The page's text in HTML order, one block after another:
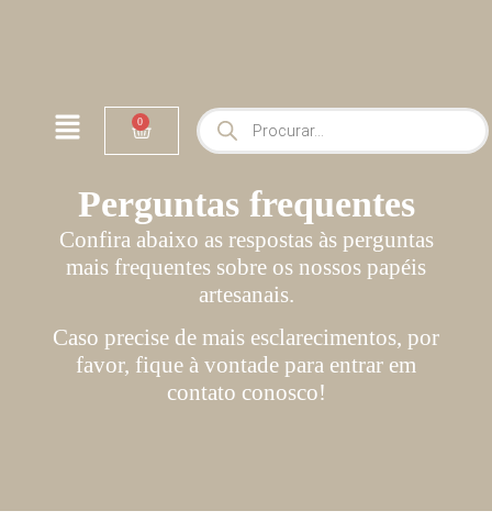
0
Perguntas frequentes
Confira abaixo as respostas às perguntas
mais frequentes sobre os nossos papéis
artesanais.
Caso precise de mais esclarecimentos, por
favor, fique à vontade para entrar em
contato conosco!